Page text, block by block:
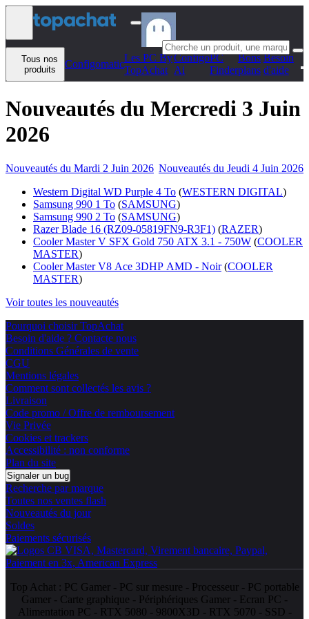
Aller au contenu
Tous nos
produits
Configomatic
Les PC By
TopAchat
Configo
Ai
PC
Finder
Bons
plans
Besoin
d'aide
Nouveautés du Mercredi 3 Juin
2026
Nouveautés du Mardi 2 Juin 2026 Nouveautés du Jeudi 4 Juin 2026
Western Digital WD Purple 4 To (WESTERN DIGITAL)
Samsung 990 1 To (SAMSUNG)
Samsung 990 2 To (SAMSUNG)
Razer Blade 16 (RZ09-05819FN9-R3F1) (RAZER)
Cooler Master V SFX Gold 750 ATX 3.1 - 750W (COOLER
MASTER)
Cooler Master V8 Ace 3DHP AMD - Noir (COOLER
MASTER)
Voir toutes les nouveautés
Pourquoi choisir TopAchat
Besoin d'aide ? Contacte nous
Conditions Générales de vente
CGU
Mentions légales
Comment sont collectés les avis ?
Livraison
Code promo / Offre de remboursement
Vie Privée
Cookies et trackers
Accessibilité : non conforme
Plan du site
Signaler un bug
Recherche par marque
Toutes nos ventes flash
Nouveautés du jour
Soldes
Paiements sécurisés
Top Achat : PC Gamer- PC sur mesure - Processeur- PC portable
Gamer - Carte graphique - Périphériques Gamer - Ecran PC -
Alimentation PC - RTX 5080 - 9800X3D - RTX 5070 - SSD -